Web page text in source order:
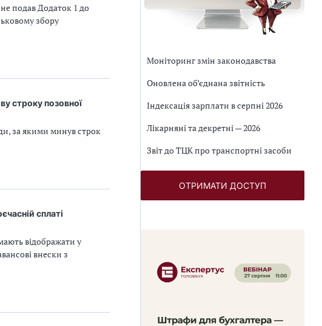
подав Додаток 1 до
збору
строку позовної
за якими минув строк
сплаті
відображати у
внески з
Моніторинг змін законодавства
Оновлена об’єднана звітність
Індексація зарплати в серпні 2026
Лікарняні та декретні — 2026
Звіт до ТЦК про транспортні засоби
ОТРИМАТИ ДОСТУП